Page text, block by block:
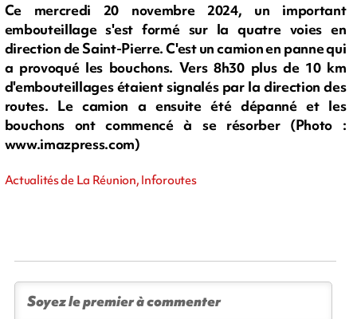
Ce mercredi 20 novembre 2024, un important
embouteillage s'est formé sur la quatre voies en
direction de Saint-Pierre. C'est un camion en panne qui
a provoqué les bouchons. Vers 8h30 plus de 10 km
d'embouteillages étaient signalés par la direction des
routes. Le camion a ensuite été dépanné et les
bouchons ont commencé à se résorber (Photo :
www.imazpress.com)
Actualités de La Réunion, Inforoutes